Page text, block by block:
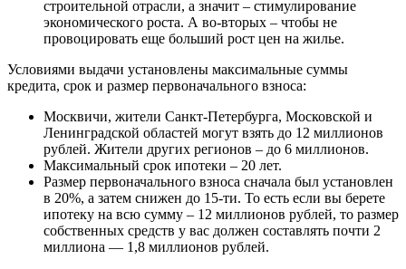
строительной отрасли, а значит – стимулирование
экономического роста. А во-вторых – чтобы не
провоцировать еще больший рост цен на жилье.
Условиями выдачи установлены максимальные суммы
кредита, срок и размер первоначального взноса:
Москвичи, жители Санкт-Петербурга, Московской и
Ленинградской областей могут взять до 12 миллионов
рублей. Жители других регионов – до 6 миллионов.
Максимальный срок ипотеки – 20 лет.
Размер первоначального взноса сначала был установлен
в 20%, а затем снижен до 15-ти. То есть если вы берете
ипотеку на всю сумму – 12 миллионов рублей, то размер
собственных средств у вас должен составлять почти 2
миллиона — 1,8 миллионов рублей.